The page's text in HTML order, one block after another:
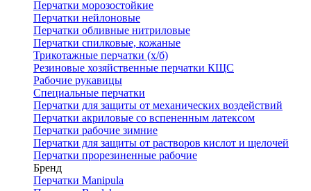
Перчатки морозостойкие
Перчатки нейлоновые
Перчатки обливные нитриловые
Перчатки спилковые, кожаные
Трикотажные перчатки (х/б)
Резиновые хозяйственные перчатки КЩС
Рабочие рукавицы
Специальные перчатки
Перчатки для защиты от механических воздействий
Перчатки акриловые со вспененным латексом
Перчатки рабочие зимние
Перчатки для защиты от растворов кислот и щелочей
Перчатки прорезиненные рабочие
Бренд
Перчатки Manipula